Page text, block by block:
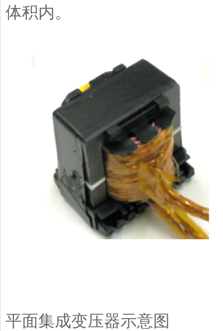
体积内。
平面集成变压器示意图